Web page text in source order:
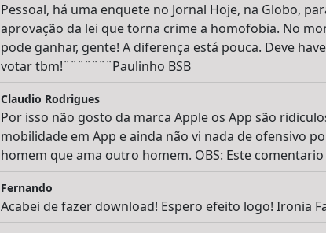
Pessoal, há uma enquete no Jornal Hoje, na Globo,
aprovação da lei que torna crime a homofobia. No
pode ganhar, gente! A diferença está pouca. Deve
votar tbm!¨¨¨¨¨¨¨Paulinho BSB
Claudio Rodrigues
Por isso não gosto da marca Apple os App são
mobilidade em App e ainda não vi nada de ofensivo
homem que ama outro homem. OBS: Este
Fernando
Acabei de fazer download! Espero efeito logo! Ironia